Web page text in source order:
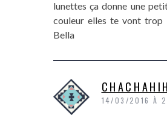
lunettes ça donne une
couleur elles te vont trop
Bella
14/03/2016 À